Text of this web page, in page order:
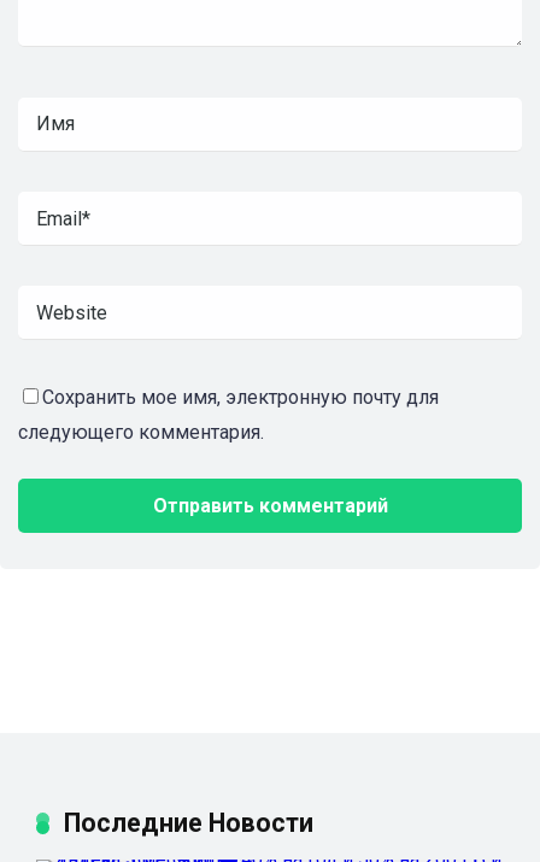
Сохранить мое имя, электронную почту для
следующего комментария.
Последние Новости